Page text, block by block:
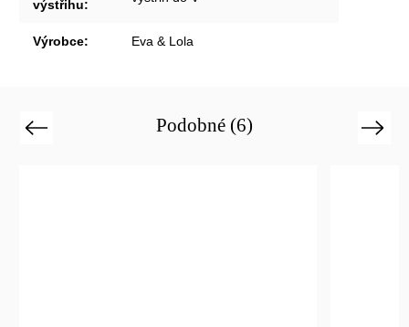
výstřihu:
Výrobce: Eva & Lola
Podobné (6)
Previous Next